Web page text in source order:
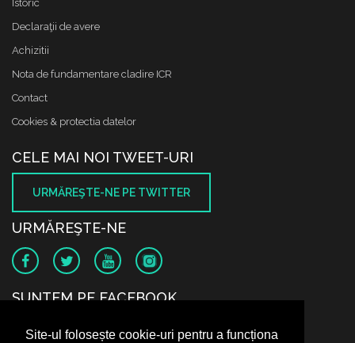
Site-ul folosește cookie-uri pentru a funcționa
Istoric
Declaraţii de avere
Achizitii
Nota de fundamentare cladire ICR
Contact
Cookies & protectia datelor
CELE MAI NOI TWEET-URI
URMĂREŞTE-NE PE TWITTER
URMĂREŞTE-NE
SUNTEM PE FACEBOOK